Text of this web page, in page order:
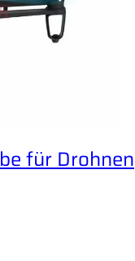
für Drohnen